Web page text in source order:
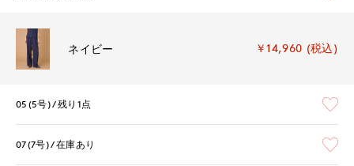
ネイビー ￥14,960 (税込)
05(5号) 残り1点
07(7号) 在庫あり